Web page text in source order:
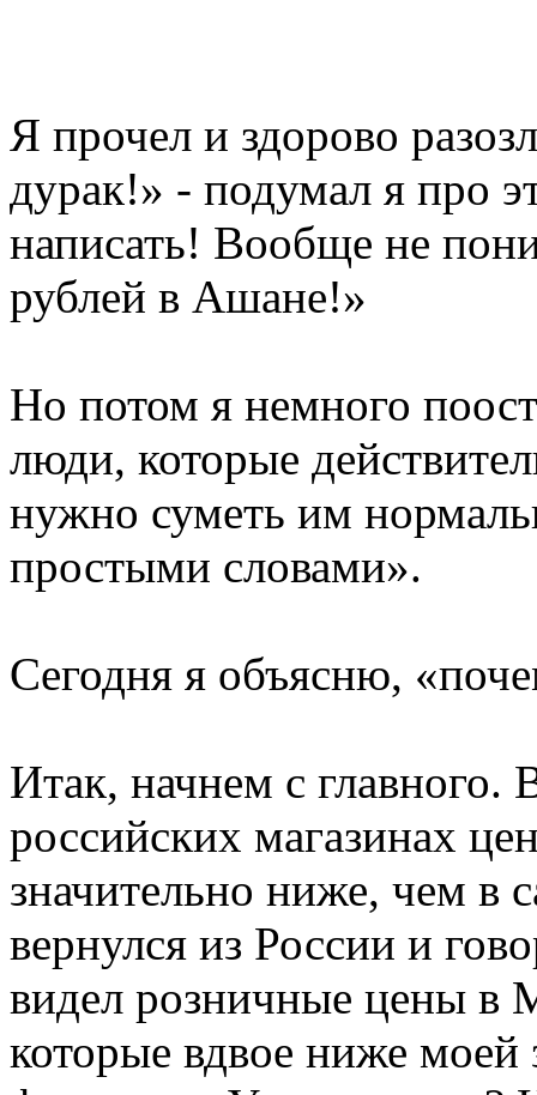
Я прочел и здорово
дурак!» - подумал я про
написать! Вообще не
рублей в Ашане!»
Но потом я немного
люди, которые
нужно суметь им
простыми словами».
Сегодня я объясню,
Итак, начнем с главного.
российских магазинах
значительно ниже, чем в
вернулся из России и
видел розничные цены в
которые вдвое ниже